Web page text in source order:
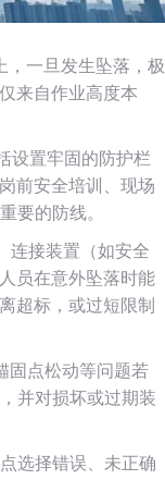
，一旦发生坠落，极
来自作业高度本
设置牢固的防护栏
前安全培训、现场
要的防线。
连接装置（如安全
员在意外坠落时能
超标，或过短限制
固点松动等问题若
并对损坏或过期装
选择错误、未正确